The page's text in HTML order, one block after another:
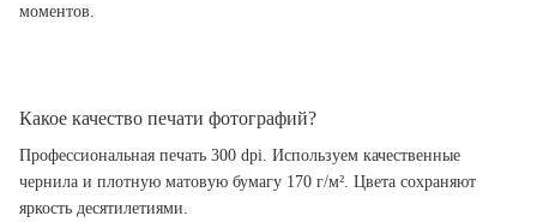
моментов.
Какое качество печати фотографий?
Профессиональная печать 300 dpi. Используем качественные
чернила и плотную матовую бумагу 170 г/м². Цвета сохраняют
яркость десятилетиями.